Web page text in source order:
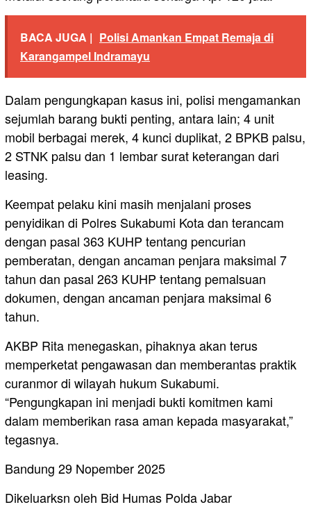
BACA JUGA | Polisi Amankan Empat Remaja di
Karangampel Indramayu
Dalam pengungkapan kasus ini, polisi mengamankan
sejumlah barang bukti penting, antara lain; 4 unit
mobil berbagai merek, 4 kunci duplikat, 2 BPKB palsu,
2 STNK palsu dan 1 lembar surat keterangan dari
leasing.
Keempat pelaku kini masih menjalani proses
penyidikan di Polres Sukabumi Kota dan terancam
dengan pasal 363 KUHP tentang pencurian
pemberatan, dengan ancaman penjara maksimal 7
tahun dan pasal 263 KUHP tentang pemalsuan
dokumen, dengan ancaman penjara maksimal 6
tahun.
AKBP Rita menegaskan, pihaknya akan terus
memperketat pengawasan dan memberantas praktik
curanmor di wilayah hukum Sukabumi.
“Pengungkapan ini menjadi bukti komitmen kami
dalam memberikan rasa aman kepada masyarakat,”
tegasnya.
Bandung 29 Nopember 2025
Dikeluarksn oleh Bid Humas Polda Jabar